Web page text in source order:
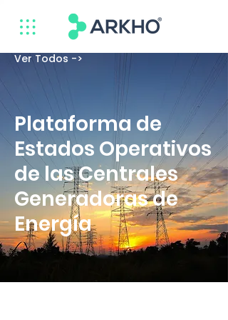
Ver Todos ->
Plataforma de
Estados Operativos
de las Centrales
Generadoras de
Energía